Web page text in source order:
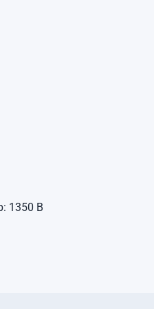
1350 В